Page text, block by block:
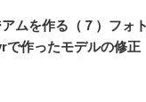
ムを作る（７）フォ
作ったモデルの修正